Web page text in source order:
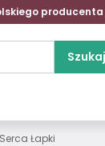
Szukaj
Łapki